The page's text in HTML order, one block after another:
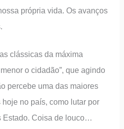
própria vida. Os avanços
clássicas da máxima
o cidadão”, que agindo
percebe uma das maiores
no país, como lutar por
Estado. Coisa de louco…